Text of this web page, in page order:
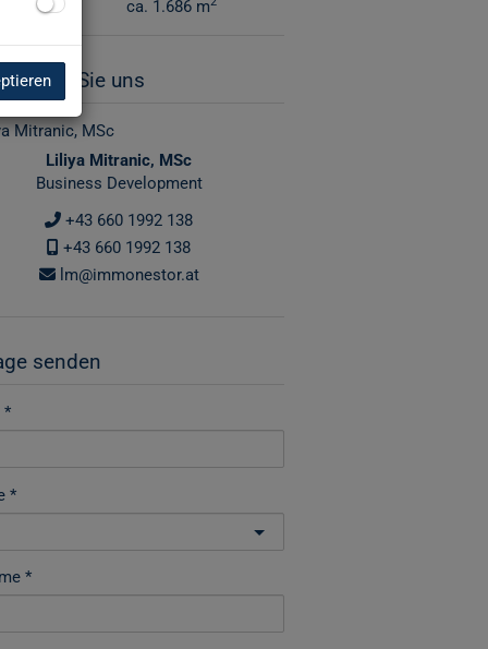
ca. 1.686 m
Sie uns
Liliya Mitranic, MSc
Business Development
+43 660 1992 138
+43 660 1992 138
lm@immonestor.at
senden